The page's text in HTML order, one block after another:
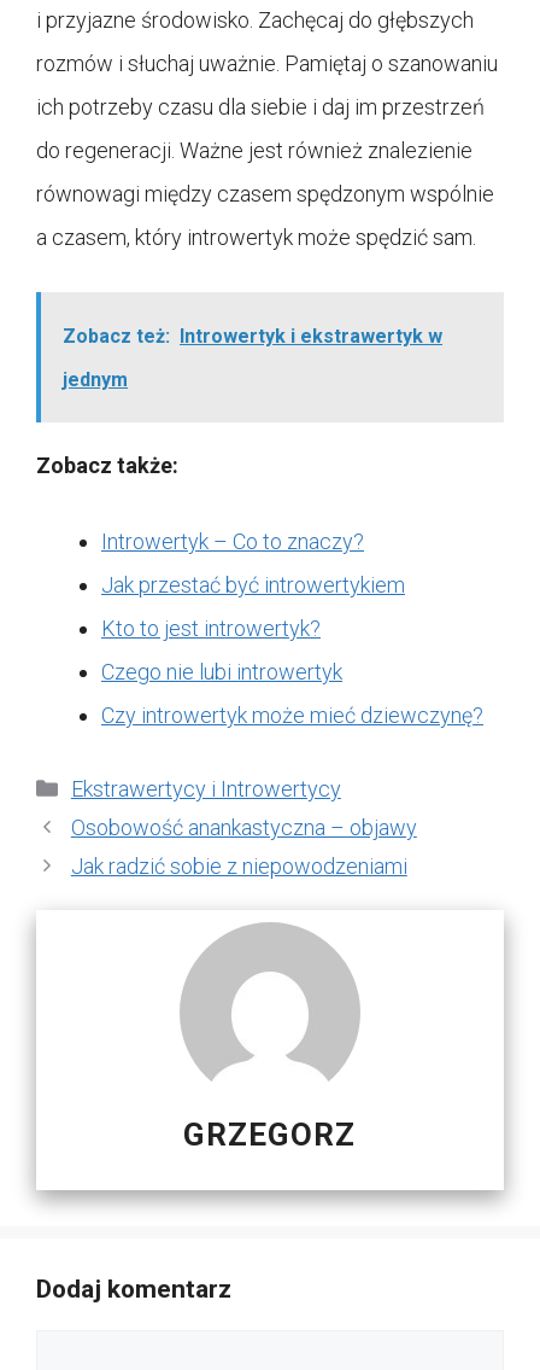
i przyjazne środowisko. Zachęcaj do głębszych
rozmów i słuchaj uważnie. Pamiętaj o szanowaniu
ich potrzeby czasu dla siebie i daj im przestrzeń
do regeneracji. Ważne jest również znalezienie
równowagi między czasem spędzonym wspólnie
a czasem, który introwertyk może spędzić sam.
Zobacz też: Introwertyk i ekstrawertyk w
jednym
Zobacz także:
Introwertyk – Co to znaczy?
Jak przestać być introwertykiem
Kto to jest introwertyk?
Czego nie lubi introwertyk
Czy introwertyk może mieć dziewczynę?
Kategorie
Ekstrawertycy i Introwertycy
Osobowość anankastyczna – objawy
Jak radzić sobie z niepowodzeniami
GRZEGORZ
Dodaj komentarz